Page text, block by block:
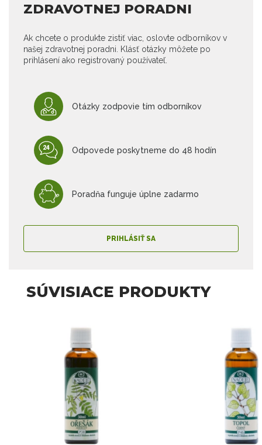
ZDRAVOTNEJ PORADNI
Ak chcete o produkte zistiť viac, oslovte odborníkov v
našej zdravotnej poradni. Klásť otázky môžete po
prihlásení ako registrovaný používateľ.
Otázky zodpovie tím odborníkov
Odpovede poskytneme do 48 hodín
Poradňa funguje úplne zadarmo
PRIHLÁSIŤ SA
SÚVISIACE PRODUKTY